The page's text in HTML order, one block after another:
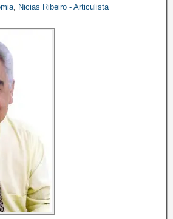
, Nicias Ribeiro - Articulista